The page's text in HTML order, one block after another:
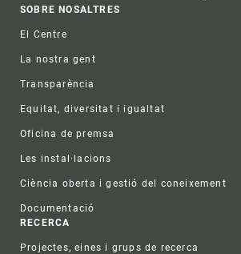
Footer
SOBRE NOSALTRES
El Centre
La nostra gent
Transparència
Equitat, diversitat i igualtat
Oficina de premsa
Les instal·lacions
Ciència oberta i gestió del coneixement
Documentació
RECERCA
Projectes, eines i grups de recerca